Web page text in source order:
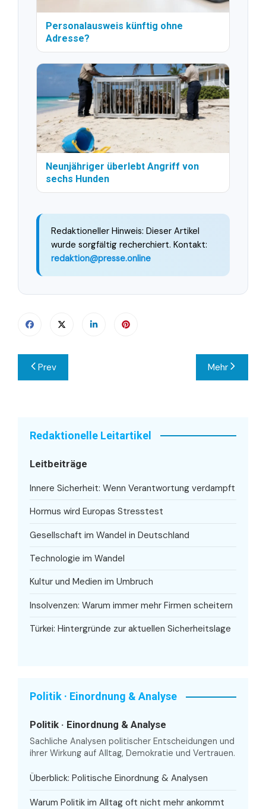
Personalausweis künftig ohne
Adresse?
Neunjähriger überlebt Angriff von
sechs Hunden
Redaktioneller Hinweis: Dieser Artikel
wurde sorgfältig recherchiert. Kontakt:
redaktion@presse.online
Beitragsnavigation
Prev Mehr
Redaktionelle Leitartikel
Leitbeiträge
Innere Sicherheit: Wenn Verantwortung verdampft
Hormus wird Europas Stresstest
Gesellschaft im Wandel in Deutschland
Technologie im Wandel
Kultur und Medien im Umbruch
Insolvenzen: Warum immer mehr Firmen scheitern
Türkei: Hintergründe zur aktuellen Sicherheitslage
Politik · Einordnung & Analyse
Politik · Einordnung & Analyse
Sachliche Analysen politischer Entscheidungen und
ihrer Wirkung auf Alltag, Demokratie und Vertrauen.
Überblick: Politische Einordnung & Analysen
Warum Politik im Alltag oft nicht mehr ankommt